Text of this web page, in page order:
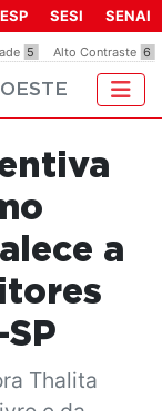
5 Alto Contraste 6
SESI SENAI
a
Thalita